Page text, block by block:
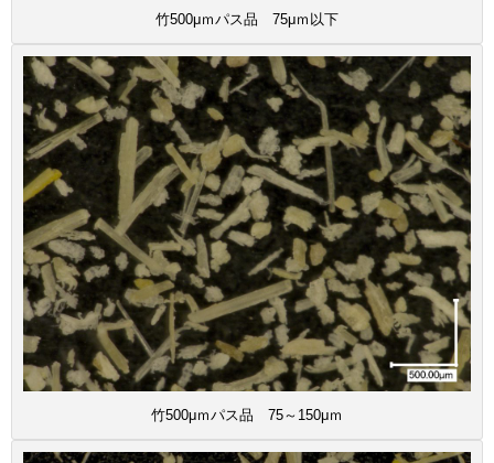
竹500μｍパス品 75μｍ以下
竹500μｍパス品 75～150μｍ